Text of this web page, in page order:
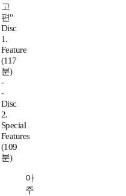
고
편"
Disc
1.
Feature
(117
분)
-
-
Disc
2.
Special
Features
(109
분)
아
주